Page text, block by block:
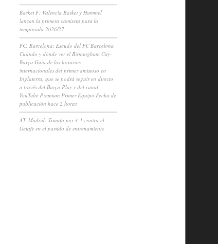
Basket F: Valencia Basket y Hummel
lanzan la primera camiseta para la
temporada 2026/27
FC. Barcelona: Escudo del FC Barcelona
Cuándo y dónde ver el Birmingham City-
Barça Guía de los horarios
internacionales del primer amistoso en
Inglaterra, que se podrá seguir en directo
a través del Barça Play y del canal
YouTube Premium Primer Equipo Fecha de
publicación hace 2 horas
AT. Madrid: Triunfo por 4-1 contra el
Getafe en el partido de entrenamiento